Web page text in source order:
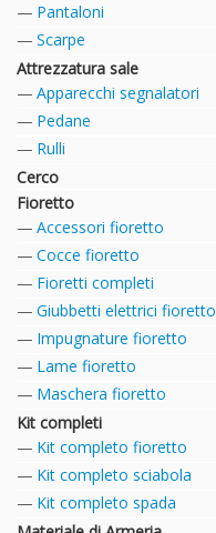
Pantaloni
Scarpe
Attrezzatura sale
Apparecchi segnalatori
Pedane
Rulli
Cerco
Fioretto
Accessori fioretto
Cocce fioretto
Fioretti completi
Giubbetti elettrici fioretto
Impugnature fioretto
Lame fioretto
Maschera fioretto
Kit completi
Kit completo fioretto
Kit completo sciabola
Kit completo spada